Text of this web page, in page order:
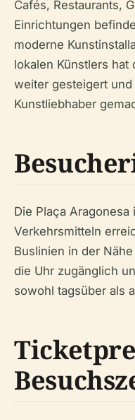
Cafés, Restaurants,
Einrichtungen
moderne
lokalen Künstlers hat
weiter gesteigert
Kunstliebhaber
Die Plaça
Verkehrsmitteln
Buslinien in der
die Uhr zugänglich
sowohl tagsüber als